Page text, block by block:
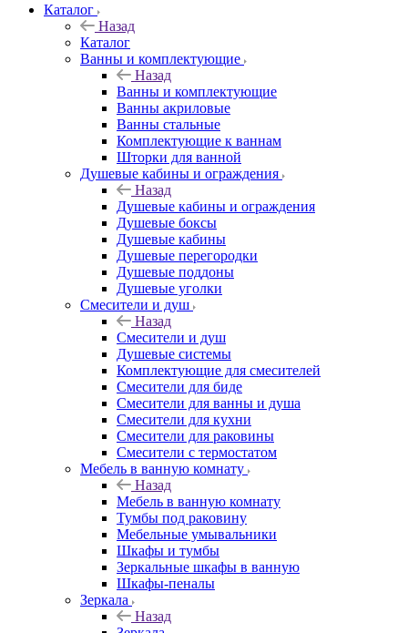
Каталог
Назад
Каталог
Ванны и комплектующие
Назад
Ванны и комплектующие
Ванны акриловые
Ванны стальные
Комплектующие к ваннам
Шторки для ванной
Душевые кабины и ограждения
Назад
Душевые кабины и ограждения
Душевые боксы
Душевые кабины
Душевые перегородки
Душевые поддоны
Душевые уголки
Смесители и душ
Назад
Смесители и душ
Душевые системы
Комплектующие для смесителей
Смесители для биде
Смесители для ванны и душа
Смесители для кухни
Смесители для раковины
Смесители с термостатом
Мебель в ванную комнату
Назад
Мебель в ванную комнату
Тумбы под раковину
Мебельные умывальники
Шкафы и тумбы
Зеркальные шкафы в ванную
Шкафы-пеналы
Зеркала
Назад